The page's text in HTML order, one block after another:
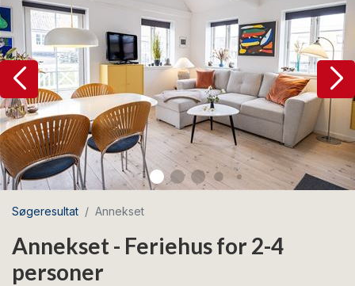
Søgeresultat Annekset
Annekset - Feriehus for 2-4
personer